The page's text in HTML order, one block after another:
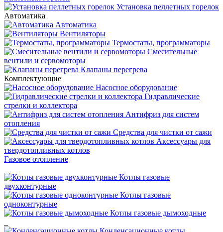
Установка пеллетных горелок
Автоматика
Автоматика
Вентиляторы
Термостаты, программаторы
Смесительные
вентили и сервомоторы
Клапаны перегрева
Комплектующие
Насосное оборудование
Гидравлические
стрелки и коллектора
Антифриз для систем
отопления
Средства для чистки от сажи
Аксессуары для
твердотопливных котлов
Газовое отопление
Котлы газовые
двухконтурные
Котлы газовые
одноконтурные
Котлы газовые дымоходные